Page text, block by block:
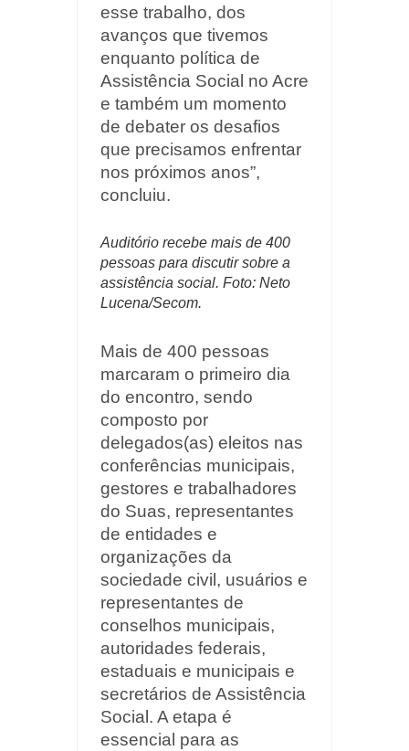
esse trabalho, dos
avanços que tivemos
enquanto política de
Assistência Social no Acre
e também um momento
de debater os desafios
que precisamos enfrentar
nos próximos anos”,
concluiu.
Auditório recebe mais de 400
pessoas para discutir sobre a
assistência social. Foto: Neto
Lucena/Secom.
Mais de 400 pessoas
marcaram o primeiro dia
do encontro, sendo
composto por
delegados(as) eleitos nas
conferências municipais,
gestores e trabalhadores
do Suas, representantes
de entidades e
organizações da
sociedade civil, usuários e
representantes de
conselhos municipais,
autoridades federais,
estaduais e municipais e
secretários de Assistência
Social. A etapa é
essencial para as